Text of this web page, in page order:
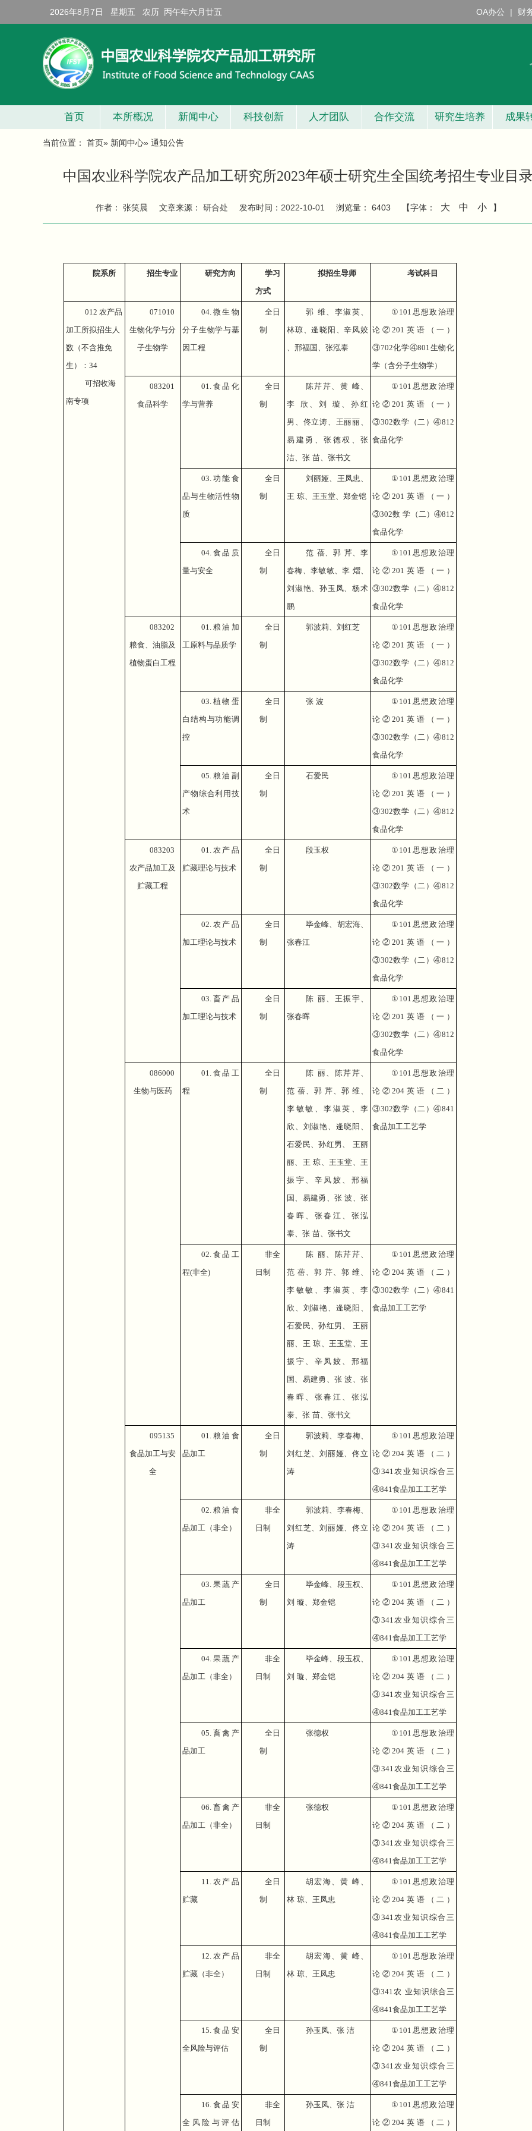
OA办公 | 财
2026年8月7日 星期五 农历 丙午年六月廿五
首页 本所概况 新闻中心 科技创新 人才团队 合作交流 研究生培养 成果
当前位置： 首页» 新闻中心» 通知公告
中国农业科学院农产品加工研究所2023年硕士研究生全国统考招生专业目
作者： 张笑晨 文章来源： 研合处 发布时间： 2022-10-01 浏览量： 6403 【字体： 大 中 小 】
院系所 招生专业 研究方向
学习
方式
拟招生导师 考试科目
012 农产品
加工所拟招生人
数（不含推免
生）： 34
可招收海
南专项
071010
生物化学与分
子生物学
04. 微生物
分子生物学与基
因工程
全日
制
郭 维、李淑英、
林琼、逄晓阳、辛凤姣
、邢福国、张泓泰
① 101 思想政治理
论②201 英语（一）
③702化学④801生物化
学（含分子生物学）
083201
食品科学
01. 食品化
学与营养
全日
制
陈芹芹、黄 峰、
李 欣、刘 璇、孙红
男、佟立涛、王丽丽、
易建勇、张德权、张
洁、张 苗、张书文
① 101 思想政治理
论②201 英语（一）
③302数学（二）④812
食品化学
03. 功能食
品与生物活性物
质
全日
制
刘丽娅、王凤忠、
王 琼、王玉堂、郑金铠
① 101 思想政治理
论②201 英语（一）
③302数 学（二）④812
食品化学
04. 食品质
量与安全
全日
制
范 蓓、郭 芹、李
春梅、李敏敏、李 熠、
刘淑艳、孙玉凤、杨术
鹏
① 101 思想政治理
论②201 英语（一）
③302数学（二）④812
食品化学
083202
粮食、油脂及
植物蛋白工程
01. 粮油加
工原料与品质学
全日
制
郭波莉、刘红芝 ① 101 思想政治理
论②201 英语（一）
③302数学（二）④812
食品化学
03. 植物蛋
白结构与功能调
控
全日
制
张 波 ① 101 思想政治理
论②201 英语（一）
③302数学（二）④812
食品化学
05. 粮油副
产物综合利用技
术
全日
制
石爱民 ① 101 思想政治理
论②201 英语（一）
③302数学（二）④812
食品化学
083203
农产品加工及
贮藏工程
01. 农产品
贮藏理论与技术
全日
制
段玉权 ① 101 思想政治理
论②201 英语（一）
③302数学（二）④812
食品化学
02. 农产品
加工理论与技术
全日
制
毕金峰、胡宏海、
张春江
① 101 思想政治理
论②201 英语（一）
③302数学（二）④812
食品化学
03. 畜产品
加工理论与技术
全日
制
陈 丽、王振宇、
张春晖
① 101 思想政治理
论②201 英语（一）
③302数学（二）④812
食品化学
086000
生物与医药
01. 食品工
程
全日
制
陈 丽、陈芹芹、
范 蓓、郭 芹、郭 维、
李敏敏、李淑英、李
欣、刘淑艳、逄晓阳、
石爱民、孙红男、 王丽
丽、王 琼、王玉堂、王
振宇、辛凤姣、邢福
国、易建勇、张 波、张
春晖、张春江、张泓
泰、张 苗、张书文
① 101 思想政治理
论②204 英语（二）
③302数学（二）④841
食品加工工艺学
02. 食品工
程(非全)
非全
日制
陈 丽、陈芹芹、
范 蓓、郭 芹、郭 维、
李敏敏、李淑英、李
欣、刘淑艳、逄晓阳、
石爱民、孙红男、 王丽
丽、王 琼、王玉堂、王
振宇、辛凤姣、邢福
国、易建勇、张 波、张
春晖、张春江、张泓
泰、张 苗、张书文
① 101 思想政治理
论②204 英语（二）
③302数学（二）④841
食品加工工艺学
095135
食品加工与安
全
01. 粮油食
品加工
全日
制
郭波莉、李春梅、
刘红芝、刘丽娅、佟立
涛
① 101 思想政治理
论②204 英语（二）
③341农业知识综合三
④841食品加工工艺学
02. 粮油食
品加工（非全）
非全
日制
郭波莉、李春梅、
刘红芝、刘丽娅、佟立
涛
① 101 思想政治理
论②204 英语（二）
③341农业知识综合三
④841食品加工工艺学
03. 果蔬产
品加工
全日
制
毕金峰、段玉权、
刘 璇、郑金铠
① 101 思想政治理
论②204 英语（二）
③341农业知识综合三
④841食品加工工艺学
04. 果蔬产
品加工（非全）
非全
日制
毕金峰、段玉权、
刘 璇、郑金铠
① 101 思想政治理
论②204 英语（二）
③341农业知识综合三
④841食品加工工艺学
05. 畜禽产
品加工
全日
制
张德权 ① 101 思想政治理
论②204 英语（二）
③341农业知识综合三
④841食品加工工艺学
06. 畜禽产
品加工（非全）
非全
日制
张德权 ① 101 思想政治理
论②204 英语（二）
③341农业知识综合三
④841食品加工工艺学
11. 农产品
贮藏
全日
制
胡宏海、黄 峰、
林 琼、王凤忠
① 101 思想政治理
论②204 英语（二）
③341农业知识综合三
④841食品加工工艺学
12. 农产品
贮藏（非全）
非全
日制
胡宏海、黄 峰、
林 琼、王凤忠
① 101 思想政治理
论②204 英语（二）
③341农 业知识综合三
④841食品加工工艺学
15. 食品安
全风险与评估
全日
制
孙玉凤、张 洁 ① 101 思想政治理
论②204 英语（二）
③341农业知识综合三
④841食品加工工艺学
16. 食品安
全风险与评估
非全
日制
孙玉凤、张 洁 ① 101 思想政治理
论②204 英语（二）